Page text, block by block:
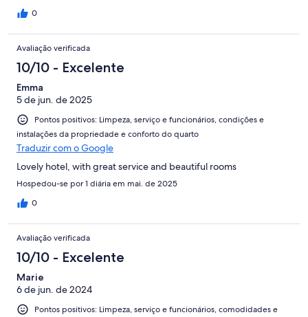
0
Avaliação verificada
10/10 - Excelente
Emma
5 de jun. de 2025
Pontos positivos: Limpeza, serviço e funcionários, condições e
instalações da propriedade e conforto do quarto
Traduzir com o Google
Lovely hotel, with great service and beautiful rooms
Hospedou-se por 1 diária em mai. de 2025
0
Avaliação verificada
10/10 - Excelente
Marie
6 de jun. de 2024
Pontos positivos: Limpeza, serviço e funcionários, comodidades e